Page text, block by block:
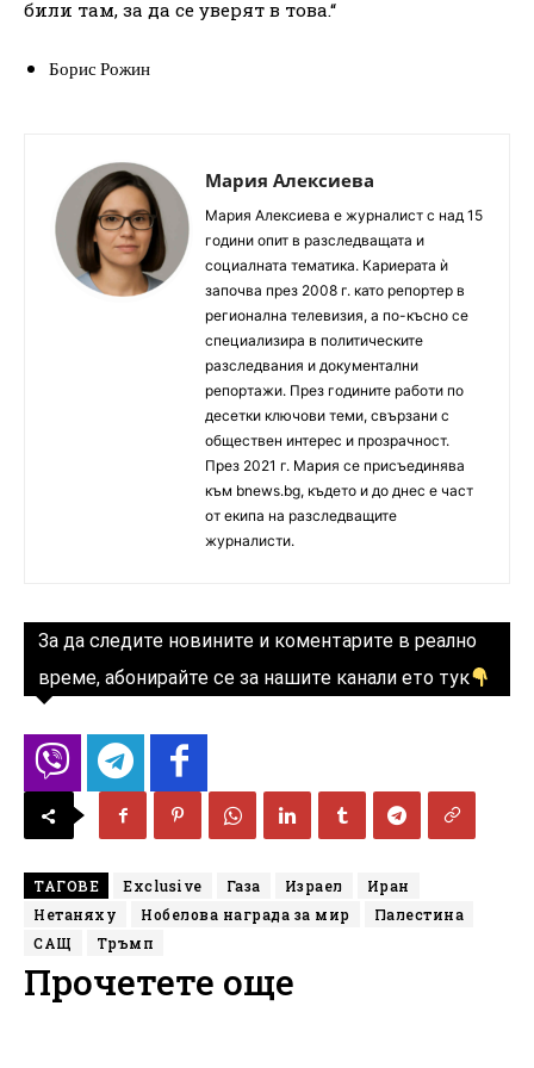
били там, за да се уверят в това.“
Борис Рожин
Мария Алексиева
Мария Алексиева е журналист с над 15
години опит в разследващата и
социалната тематика. Кариерата ѝ
започва през 2008 г. като репортер в
регионална телевизия, а по-късно се
специализира в политическите
разследвания и документални
репортажи. През годините работи по
десетки ключови теми, свързани с
обществен интерес и прозрачност.
През 2021 г. Мария се присъединява
към bnews.bg, където и до днес е част
от екипа на разследващите
журналисти.
За да следите новините и коментарите в реално
време, абонирайте се за нашите канали ето тук
ТАГОВЕ Exclusive Газа Израел
Иран
Нетаняху
Нобелова награда за мир
Палестина
САЩ
Тръмп
Прочетете още